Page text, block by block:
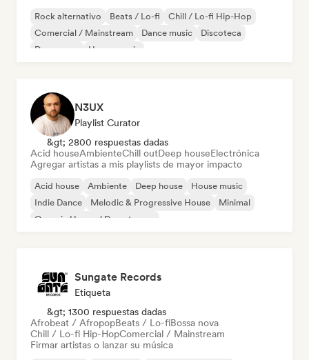
Rock alternativo Beats / Lo-fi
Chill / Lo-fi Hip-Hop
Comercial / Mainstream
Dance music
Discoteca
Dream pop
House music
N3UX
Playlist Curator
&gt; 2800 respuestas dadas
Acid houseAmbienteChill outDeep houseElectrónica
Agregar artistas a mis playlists de mayor impacto
Acid house Ambiente Deep house
House music
Indie Dance
Melodic & Progressive House
Minimal
Organic House / Downtempo
Sungate Records
Etiqueta
&gt; 1300 respuestas dadas
Afrobeat / AfropopBeats / Lo-fiBossa nova
Chill / Lo-fi Hip-HopComercial / Mainstream
Firmar artistas o lanzar su música